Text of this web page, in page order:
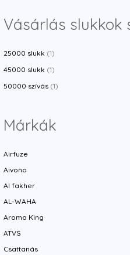
Vásárlás slukkok
25000 slukk (1)
45000 slukk (1)
50000 szívás (1)
Márkák
Airfuze
Aivono
Al fakher
AL-WAHA
Aroma King
ATVS
Csattanás